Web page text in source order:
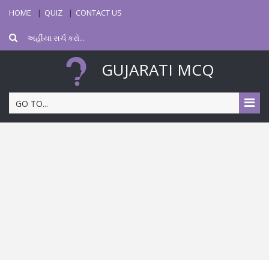
HOME QUIZ CONTACT US
GUJARATI MCQ
GO TO...